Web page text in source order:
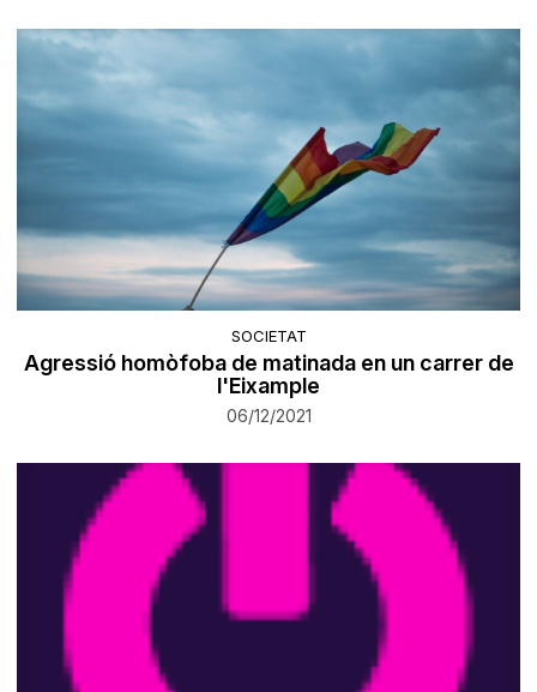
SOCIETAT
Agressió homòfoba de matinada en un carrer de
l'Eixample
06/12/2021